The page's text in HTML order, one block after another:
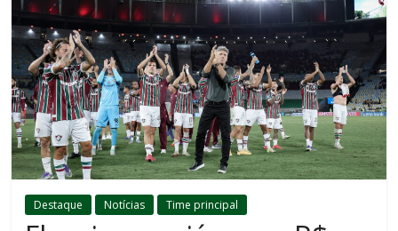
Destaque Notícias Time principal